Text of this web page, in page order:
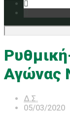
Αγώνας
Δ.Σ.
05/03/2020